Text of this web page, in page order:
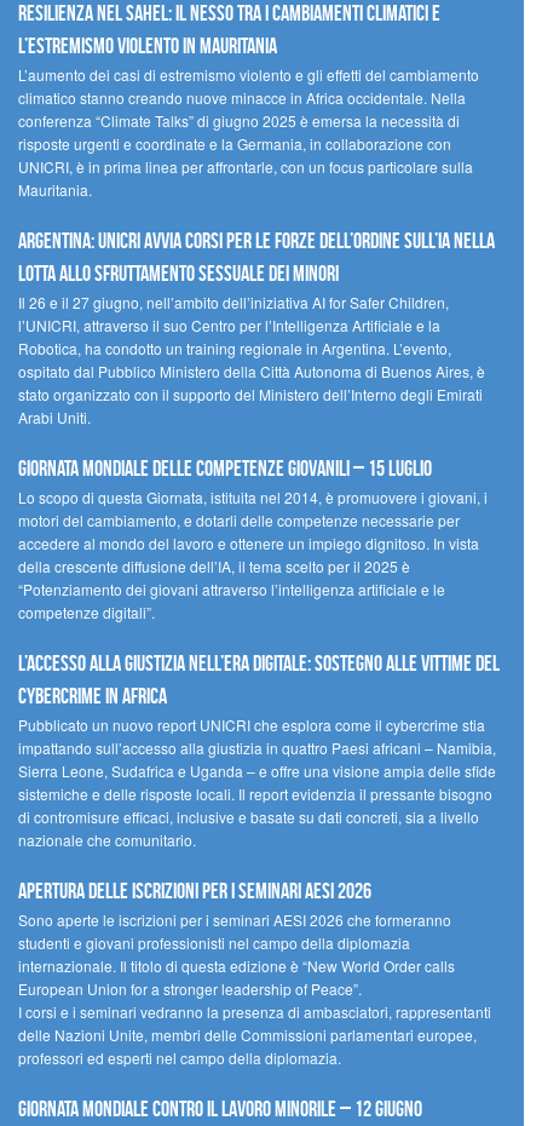
Resilienza nel Sahel: il nesso tra i cambiamenti climatici e
l’estremismo violento in Mauritania
L’aumento dei casi di estremismo violento e gli effetti del cambiamento
climatico stanno creando nuove minacce in Africa occidentale. Nella
conferenza “Climate Talks” di giugno 2025 è emersa la necessità di
risposte urgenti e coordinate e la Germania, in collaborazione con
UNICRI, è in prima linea per affrontarle, con un focus particolare sulla
Mauritania.
Argentina: UNICRI avvia corsi per le forze dell’ordine sull’IA nella
lotta allo sfruttamento sessuale dei minori
Il 26 e il 27 giugno, nell’ambito dell’iniziativa AI for Safer Children,
l’UNICRI, attraverso il suo Centro per l’Intelligenza Artificiale e la
Robotica, ha condotto un training regionale in Argentina. L’evento,
ospitato dal Pubblico Ministero della Città Autonoma di Buenos Aires, è
stato organizzato con il supporto del Ministero dell’Interno degli Emirati
Arabi Uniti.
Giornata Mondiale delle Competenze Giovanili – 15 luglio
Lo scopo di questa Giornata, istituita nel 2014, è promuovere i giovani, i
motori del cambiamento, e dotarli delle competenze necessarie per
accedere al mondo del lavoro e ottenere un impiego dignitoso. In vista
della crescente diffusione dell’IA, il tema scelto per il 2025 è
“Potenziamento dei giovani attraverso l’intelligenza artificiale e le
competenze digitali”.
L’accesso alla giustizia nell’era digitale: sostegno alle vittime del
cybercrime in Africa
Pubblicato un nuovo report UNICRI che esplora come il cybercrime stia
impattando sull’accesso alla giustizia in quattro Paesi africani – Namibia,
Sierra Leone, Sudafrica e Uganda – e offre una visione ampia delle sfide
sistemiche e delle risposte locali. Il report evidenzia il pressante bisogno
di contromisure efficaci, inclusive e basate su dati concreti, sia a livello
nazionale che comunitario.
Apertura delle iscrizioni per i seminari AESI 2026
Sono aperte le iscrizioni per i seminari AESI 2026 che formeranno
studenti e giovani professionisti nel campo della diplomazia
internazionale. Il titolo di questa edizione è “New World Order calls
European Union for a stronger leadership of Peace”.
I corsi e i seminari vedranno la presenza di ambasciatori, rappresentanti
delle Nazioni Unite, membri delle Commissioni parlamentari europee,
professori ed esperti nel campo della diplomazia.
Giornata mondiale contro il lavoro minorile – 12 giugno